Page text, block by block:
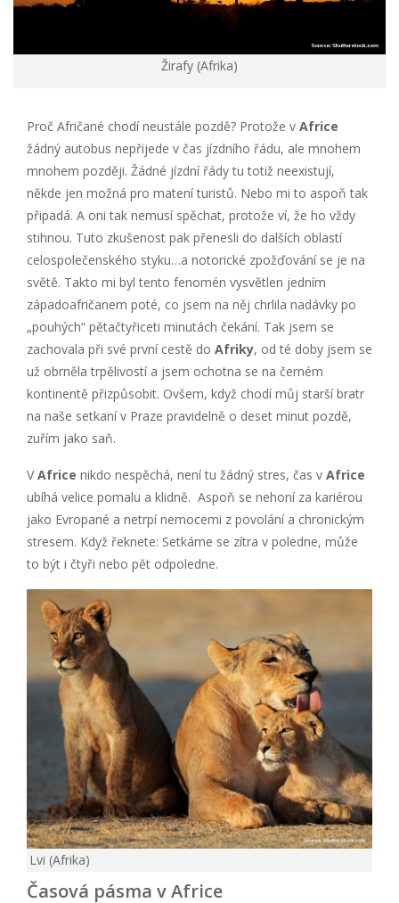
Žirafy (Afrika)
Proč Afričané chodí neustále pozdě? Protože v Africe
žádný autobus nepřijede v čas jízdního řádu, ale mnohem
mnohem později. Žádné jízdní řády tu totiž neexistují,
někde jen možná pro matení turistů. Nebo mi to aspoň tak
připadá. A oni tak nemusí spěchat, protože ví, že ho vždy
stihnou. Tuto zkušenost pak přenesli do dalších oblastí
celospolečenského styku…a notorické zpožďování se je na
světě. Takto mi byl tento fenomén vysvětlen jedním
západoafričanem poté, co jsem na něj chrlila nadávky po
„pouhých“ pětačtyřiceti minutách čekání. Tak jsem se
zachovala při své první cestě do Afriky, od té doby jsem se
už obrněla trpělivostí a jsem ochotna se na černém
kontinentě přizpůsobit. Ovšem, když chodí můj starší bratr
na naše setkaní v Praze pravidelně o deset minut pozdě,
zuřím jako saň.
VAfrice nikdo nespěchá, není tu žádný stres, čas v Africe
ubíhá velice pomalu a klidně. Aspoň se nehoní za kariérou
jako Evropané a netrpí nemocemi z povolání a chronickým
stresem. Když řeknete: Setkáme se zítra v poledne, může
to být i čtyři nebo pět odpoledne.
Lvi (Afrika)
Časová pásma v Africe